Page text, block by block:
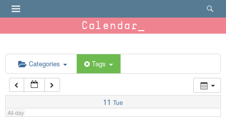
Calendar
Categories Tags
11 Tue
All-day
6:00 am
7:00 am